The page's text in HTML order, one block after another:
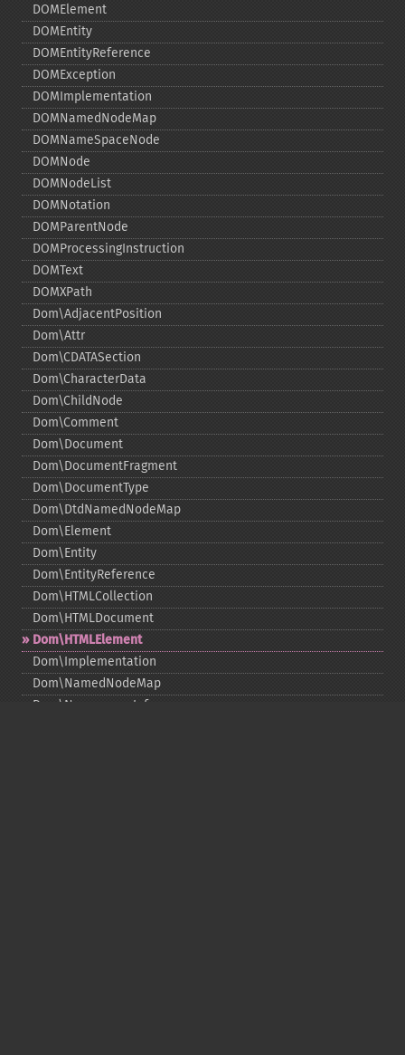
DOMElement
DOMEntity
DOMEntityReference
DOMException
DOMImplementation
DOMNamedNodeMap
DOMNameSpaceNode
DOMNode
DOMNodeList
DOMNotation
DOMParentNode
DOMProcessingInstruction
DOMText
DOMXPath
Dom\AdjacentPosition
Dom\Attr
Dom\CDATASection
Dom\CharacterData
Dom\ChildNode
Dom\Comment
Dom\Document
Dom\DocumentFragment
Dom\DocumentType
Dom\DtdNamedNodeMap
Dom\Element
Dom\Entity
Dom\EntityReference
Dom\HTMLCollection
Dom\HTMLDocument
Dom\HTMLElement
Dom\Implementation
Dom\NamedNodeMap
Dom\NamespaceInfo